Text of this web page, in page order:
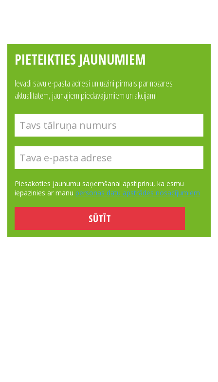
PIETEIKTIES JAUNUMIEM
Ievadi savu e-pasta adresi un uzzini pirmais par nozares
aktualitātēm, jaunajiem piedāvājumiem un akcijām!
Piesakoties jaunumu saņemšanai apstiprinu, ka esmu
iepazinies ar manu personas datu apstrādes nosacījumiem